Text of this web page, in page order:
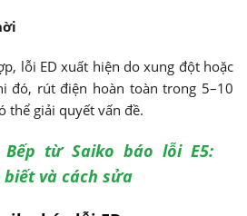
lỗi ED xuất hiện do xung đột hoặc
đó, rút điện hoàn toàn trong 5–10
thể giải quyết vấn đề.
Bếp từ Saiko báo lỗi E5:
và cách sửa